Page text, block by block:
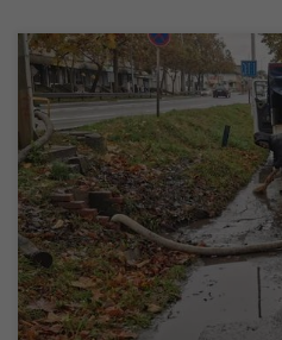
Од четвртка јака киша
Зрењанину до сада пало и више
квадратном метру.
поменуте количине падавина,
повлачи са собом
на мрежи, па се […]